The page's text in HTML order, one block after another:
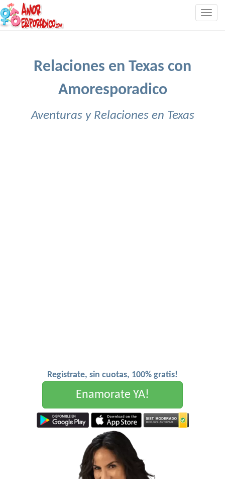
Relaciones en Texas con
Amoresporadico
Aventuras y Relaciones en Texas
Registrate, sin cuotas, 100% gratis!
Enamorate YA!